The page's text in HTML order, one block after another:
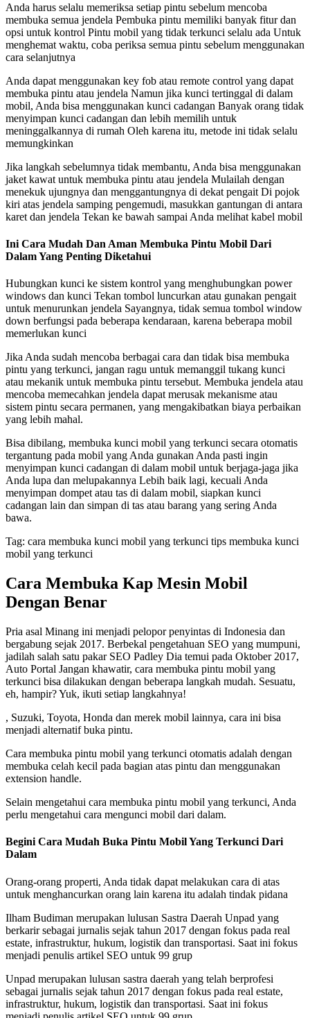
Anda harus selalu memeriksa setiap pintu sebelum mencoba
membuka semua jendela Pembuka pintu memiliki banyak fitur dan
opsi untuk kontrol Pintu mobil yang tidak terkunci selalu ada Untuk
menghemat waktu, coba periksa semua pintu sebelum menggunakan
cara selanjutnya
Anda dapat menggunakan key fob atau remote control yang dapat
membuka pintu atau jendela Namun jika kunci tertinggal di dalam
mobil, Anda bisa menggunakan kunci cadangan Banyak orang tidak
menyimpan kunci cadangan dan lebih memilih untuk
meninggalkannya di rumah Oleh karena itu, metode ini tidak selalu
memungkinkan
Jika langkah sebelumnya tidak membantu, Anda bisa menggunakan
jaket kawat untuk membuka pintu atau jendela Mulailah dengan
menekuk ujungnya dan menggantungnya di dekat pengait Di pojok
kiri atas jendela samping pengemudi, masukkan gantungan di antara
karet dan jendela Tekan ke bawah sampai Anda melihat kabel mobil
Ini Cara Mudah Dan Aman Membuka Pintu Mobil Dari
Dalam Yang Penting Diketahui
Hubungkan kunci ke sistem kontrol yang menghubungkan power
windows dan kunci Tekan tombol luncurkan atau gunakan pengait
untuk menurunkan jendela Sayangnya, tidak semua tombol window
down berfungsi pada beberapa kendaraan, karena beberapa mobil
memerlukan kunci
Jika Anda sudah mencoba berbagai cara dan tidak bisa membuka
pintu yang terkunci, jangan ragu untuk memanggil tukang kunci
atau mekanik untuk membuka pintu tersebut. Membuka jendela atau
mencoba memecahkan jendela dapat merusak mekanisme atau
sistem pintu secara permanen, yang mengakibatkan biaya perbaikan
yang lebih mahal.
Bisa dibilang, membuka kunci mobil yang terkunci secara otomatis
tergantung pada mobil yang Anda gunakan Anda pasti ingin
menyimpan kunci cadangan di dalam mobil untuk berjaga-jaga jika
Anda lupa dan melupakannya Lebih baik lagi, kecuali Anda
menyimpan dompet atau tas di dalam mobil, siapkan kunci
cadangan lain dan simpan di tas atau barang yang sering Anda
bawa.
Tag: cara membuka kunci mobil yang terkunci tips membuka kunci
mobil yang terkunci
Cara Membuka Kap Mesin Mobil
Dengan Benar
Pria asal Minang ini menjadi pelopor penyintas di Indonesia dan
bergabung sejak 2017. Berbekal pengetahuan SEO yang mumpuni,
jadilah salah satu pakar SEO Padley Dia temui pada Oktober 2017,
Auto Portal Jangan khawatir, cara membuka pintu mobil yang
terkunci bisa dilakukan dengan beberapa langkah mudah. Sesuatu,
eh, hampir? Yuk, ikuti setiap langkahnya!
, Suzuki, Toyota, Honda dan merek mobil lainnya, cara ini bisa
menjadi alternatif buka pintu.
Cara membuka pintu mobil yang terkunci otomatis adalah dengan
membuka celah kecil pada bagian atas pintu dan menggunakan
extension handle.
Selain mengetahui cara membuka pintu mobil yang terkunci, Anda
perlu mengetahui cara mengunci mobil dari dalam.
Begini Cara Mudah Buka Pintu Mobil Yang Terkunci Dari
Dalam
Orang-orang properti, Anda tidak dapat melakukan cara di atas
untuk menghancurkan orang lain karena itu adalah tindak pidana
Ilham Budiman merupakan lulusan Sastra Daerah Unpad yang
berkarir sebagai jurnalis sejak tahun 2017 dengan fokus pada real
estate, infrastruktur, hukum, logistik dan transportasi. Saat ini fokus
menjadi penulis artikel SEO untuk 99 grup
Unpad merupakan lulusan sastra daerah yang telah berprofesi
sebagai jurnalis sejak tahun 2017 dengan fokus pada real estate,
infrastruktur, hukum, logistik dan transportasi. Saat ini fokus